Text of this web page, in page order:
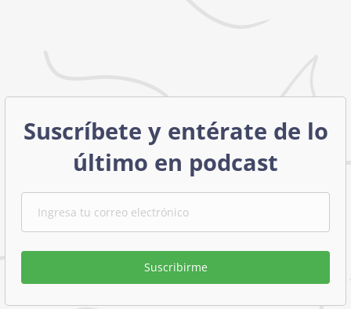
Suscríbete y entérate de lo
último en podcast
Suscribirme